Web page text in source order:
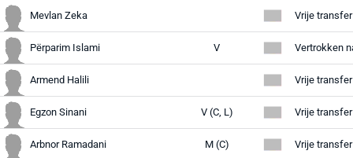
Mevlan Zeka
Përparim Islami V Vertrokken
Armend Halili Vrije
Egzon Sinani V (C, L) Vrije
Arbnor Ramadani M (C)